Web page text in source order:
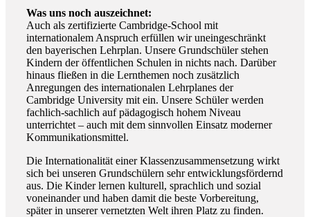
Was uns noch auszeichnet:
Auch als zertifizierte Cambridge-School mit
internationalem Anspruch erfüllen wir uneingeschränkt
den bayerischen Lehrplan. Unsere Grundschüler stehen
Kindern der öffentlichen Schulen in nichts nach. Darüber
hinaus fließen in die Lernthemen noch zusätzlich
Anregungen des internationalen Lehrplanes der
Cambridge University mit ein. Unsere Schüler werden
fachlich-sachlich auf pädagogisch hohem Niveau
unterrichtet – auch mit dem sinnvollen Einsatz moderner
Kommunikationsmittel.
Die Internationalität einer Klassenzusammensetzung wirkt
sich bei unseren Grundschülern sehr entwicklungsfördernd
aus. Die Kinder lernen kulturell, sprachlich und sozial
voneinander und haben damit die beste Vorbereitung,
später in unserer vernetzten Welt ihren Platz zu finden.